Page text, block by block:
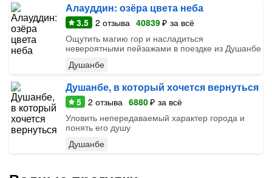
Алауддин: озёра цвета неба
3.5 2 отзыва 40839₽ за всё
Ощутить магию гор и насладиться
невероятными пейзажами в поездке из Душанбе
Душанбе
Душанбе, в который хочется вернуться
5 2 отзыва 6880₽ за всё
Уловить непередаваемый характер города и
понять его душу
Душанбе